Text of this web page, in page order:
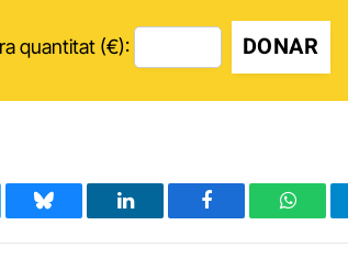
quantitat (€): DONAR
Bluesky LinkedIn Facebook